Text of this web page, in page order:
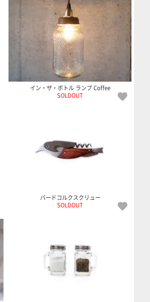
イン・ザ・ボトル ランプ Coffee
SOLDOUT
バードコルクスクリュー
SOLDOUT